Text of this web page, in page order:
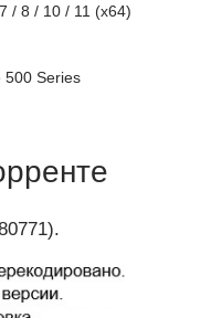
/ 8 / 10 / 11 (x64)
500 Series